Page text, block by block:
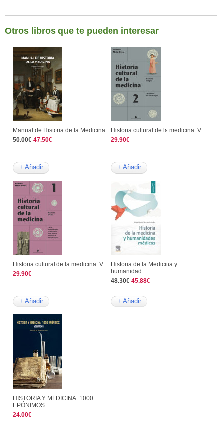
Otros libros que te pueden interesar
Manual de Historia de la Medicina
50.00€ 47.50€
+ Añadir
Historia cultural de la medicina. V...
29.90€
+ Añadir
Historia cultural de la medicina. V...
29.90€
+ Añadir
Historia de la Medicina y
humanidad...
48.30€ 45.88€
+ Añadir
HISTORIA Y MEDICINA. 1000
EPÓNIMOS...
24.00€